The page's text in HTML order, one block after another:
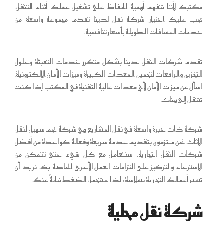
مكتبك لأننا نتفهم أهمية الحفاظ على تشغيل عملك أثناء التنقل.
يجب عليك اختيار شركة نقل لدينا تقدم مجموعة واسعة من
خدمات المسافات الطويلة بأسعار تنافسية.
تقدم شركات النقل لدينا بشكل متكرر خدمات التعبئة وحلول
التخزين والرافعات لتحميل المعدات الكبيرة وميزات الأمان الإلكترونية.
اسأل عن ميزات الأمان لأي معدات عالية التقنية في المكتب إذا كنت
تنتقل إلى هناك.
شركة ذات خبرة واسعة في نقل المشاريع هي شركة نجم سهيل لنقل
الاثاث. نحن ملتزمون بتقديم خدمة سريعة وفعالة كواحدة من أفضل
شركات النقل التجارية. سنتعامل مع كل شيء حتى تتمكن من
الاسترخاء والتركيز على التزامات العمل الأخرى الخاصة بك. نريد أن
تسير أعمالك التجارية بسلاسة ، لذا سنتحمل الضغط نيابةً عنك.
شركة نقل محلية